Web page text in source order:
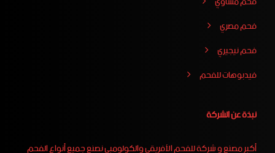
فحم مصري
فحم نيجيري
فيدبوهات للفحم
نبذة عن الشركة